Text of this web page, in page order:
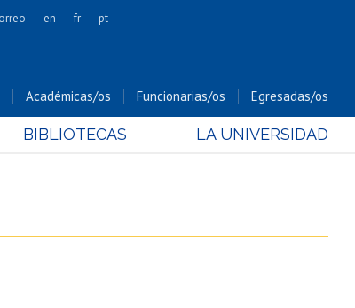
Cs. Forestales y Conservación
Cs. Sociales
en fr pt
Académicas/os Funcionarias/os Egresadas/os
BIBLIOTECAS LA UNIVERSIDAD